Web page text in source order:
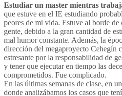
Estudiar un master mientras
que estuve en el IE estudiando
peores de mi vida. Estuve al borde de
gente, debido a la gran cantidad de
mal humor constante. Además, la
dirección del megaproyecto Cehegín
estresante por la responsabilidad de
y tener que ejecutar en tiempo las
comprometidos. Fue complicado.
En las últimas semanas de clase, en
donde analizábamos los casos que